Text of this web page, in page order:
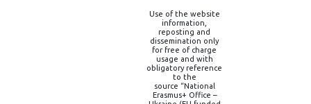
Use of the website
information,
reposting and
dissemination only
for free of charge
usage and with
obligatory reference
to the
source “National
Erasmus+ Office –